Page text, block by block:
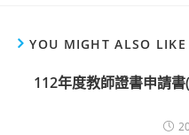
YOU MIGHT ALSO LIKE
112年度教師證書申請